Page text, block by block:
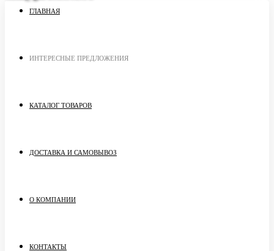
ГЛАВНАЯ
ИНТЕРЕСНЫЕ ПРЕДЛОЖЕНИЯ
КАТАЛОГ ТОВАРОВ
ДОСТАВКА И САМОВЫВОЗ
О КОМПАНИИ
КОНТАКТЫ